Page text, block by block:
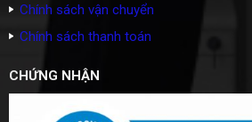
Chính sách vận chuyển
Chính sách thanh toán
CHỨNG NHẬN